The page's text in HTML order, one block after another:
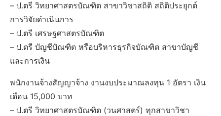
– ป.ตรี วิทยาศาสตรบัณฑิต สาขาวิชาสถิติ สถิติประยุกต์
การวิจัยดำเนินการ
– ป.ตรี เศรษฐศาสตรบัณฑิต
– ป.ตรี บัญชีบัณฑิต หรือบริหารธุรกิจบัณฑิต สาขาบัญชี
และการเงิน
พนักงานจ้างสัญญาจ้าง งานงบประมาณลงทุน 1 อัตรา เงิน
เดือน 15,000 บาท
– ป.ตรี วิทยาศาสตรบัณฑิต (วนศาสตร์) ทุกสาขาวิชา